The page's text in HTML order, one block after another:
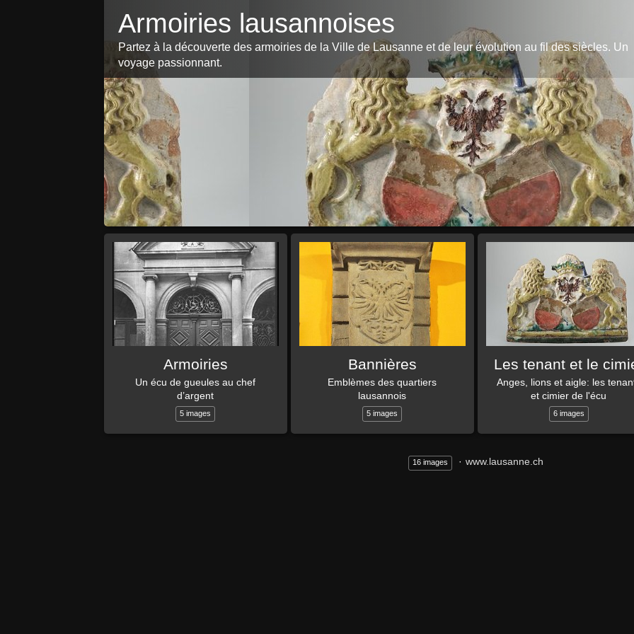
Armoiries lausannoises
Partez à la découverte des armoiries de la Ville de Lausanne et de leur évolution au fil des siècles. Un
voyage passionnant.
Armoiries
Un écu de gueules au chef
d’argent
5 images
Bannières
Emblèmes des quartiers
lausannois
5 images
Les tenant et le
Anges, lions et aigle: les
et cimier de l'écu
6 images
16 images www.lausanne.ch